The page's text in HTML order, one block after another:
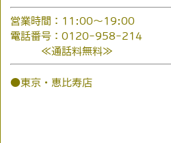
営業時間：11:00～19:00
電話番号：0120-958-214
≪通話料無料≫
●東京・恵比寿店